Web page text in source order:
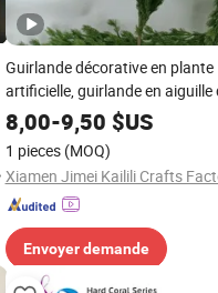
Guirlande décorative en plante
artificielle, guirlande en aiguille
guirlande en rotin, décoration
plante artificielle
8,00-9,50 $US
1 pieces (MOQ)
Xiamen Jimei Kailili Crafts
Envoyer demande